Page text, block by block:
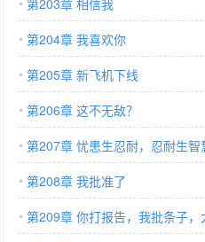
第203章 相信我
第204章 我喜欢你
第205章 新飞机下线
第206章 这不无敌？
第207章 忧患生忍耐，忍耐生智
第208章 我批准了
第209章 你打报告，我批条子，